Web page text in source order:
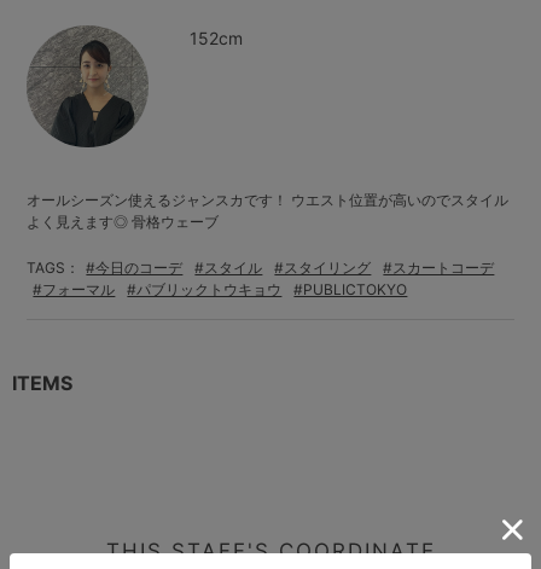
152cm
オールシーズン使えるジャンスカです！ ウエスト位置が高いのでスタイル
よく見えます◎ 骨格ウェーブ
TAGS： #今日のコーデ #スタイル #スタイリング
#スカートコーデ
#フォーマル
#パブリックトウキョウ #PUBLICTOKYO
ITEMS
THIS STAFF'S COORDINATE